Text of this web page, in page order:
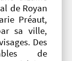
de Royan
Préaut,
sa ville,
Des
de